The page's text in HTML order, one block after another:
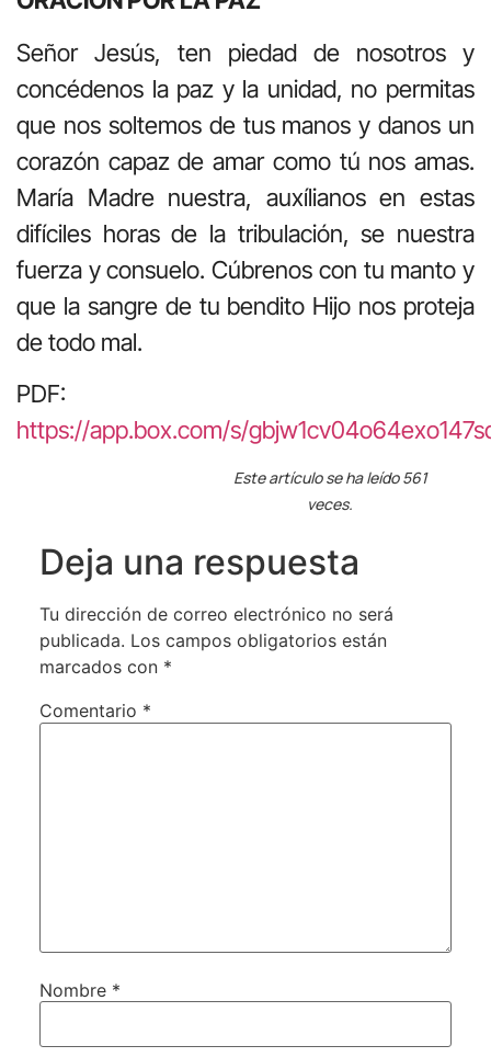
Señor Jesús, ten piedad de nosotros y
concédenos la paz y la unidad, no permitas
que nos soltemos de tus manos y danos un
corazón capaz de amar como tú nos amas.
María Madre nuestra, auxílianos en estas
difíciles horas de la tribulación, se nuestra
fuerza y consuelo. Cúbrenos con tu manto y
que la sangre de tu bendito Hijo nos proteja
de todo mal.
PDF:
https://app.box.com/s/
Este artículo se ha leído 561
veces.
Deja una respuesta
Tu dirección de correo electrónico no será
publicada. Los campos obligatorios están
marcados con *
Comentario *
Nombre *